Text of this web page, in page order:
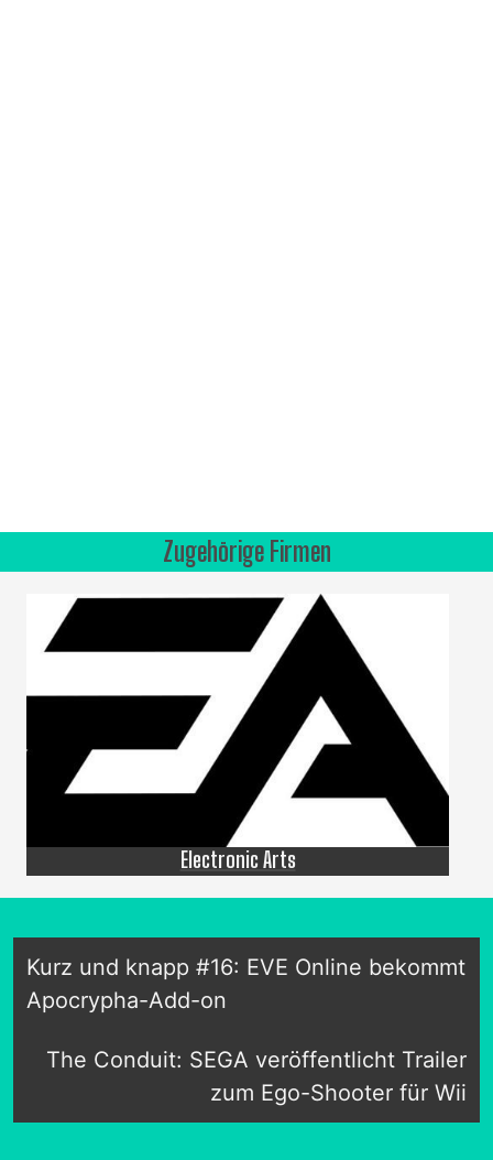
Zugehörige Firmen
Electronic Arts
Kurz und knapp #16: EVE Online bekommt
Apocrypha-Add-on
The Conduit: SEGA veröffentlicht Trailer
zum Ego-Shooter für Wii